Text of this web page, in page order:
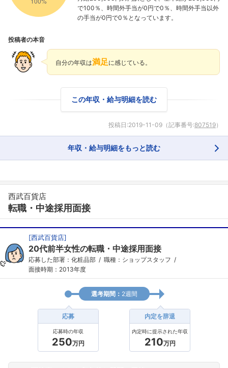
フォローしました
こちらの企業もフォローしませんか？
で100％、時間外手当が0円で0％、時間外手当以外
の手当が0円で0％となっています。
投稿者の本音
自分の年収は満足 に感じている。
この年収・給与明細を読む
投稿日:2019-11-09 （記事番号:807519）
年収・給与明細をもっと読む
西武百貨店
転職・中途採用面接
[西武百貨店]
20代前半女性の転職・中途採用面接
応募した部署：化粧品部
職種：ショップスタッフ
面接時期：2013年度
選考期間： 2週間
応募
応募時の年収
250万円
内定を辞退
内定時に提示された年収
210万円